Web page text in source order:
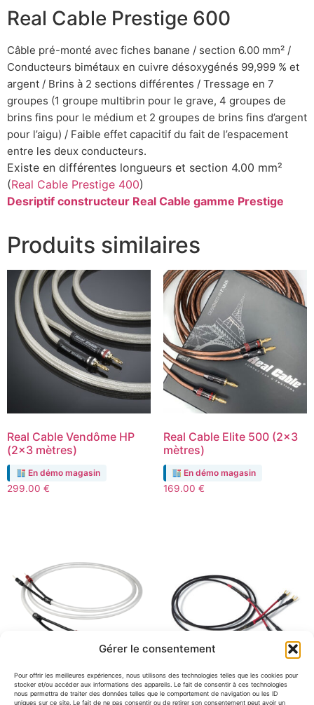
Gérer le consentement
Pour offrir les meilleures expériences, nous utilisons des technologies telles que les cookies pour
stocker et/ou accéder aux informations des appareils. Le fait de consentir à ces technologies
nous permettra de traiter des données telles que le comportement de navigation ou les ID
uniques sur ce site. Le fait de ne pas consentir ou de retirer son consentement peut avoir un
Real Cable Prestige 600
Câble pré-monté avec fiches banane / section 6.00 mm² /
Conducteurs bimétaux en cuivre désoxygénés 99,999 % et
argent / Brins à 2 sections différentes / Tressage en 7
groupes (1 groupe multibrin pour le grave, 4 groupes de
brins fins pour le médium et 2 groupes de brins fins d’argent
pour l’aigu) / Faible effet capacitif du fait de l’espacement
entre les deux conducteurs.
Existe en différentes longueurs et section 4.00 mm²
(Real Cable Prestige 400)
Desriptif constructeur Real Cable gamme Prestige
Produits similaires
Real Cable Vendôme HP
(2×3 mètres)
En démo magasin
299.00 €
Real Cable Elite 500 (2×3
mètres)
En démo magasin
169.00 €
Chord Company Audience Studio Two – HP